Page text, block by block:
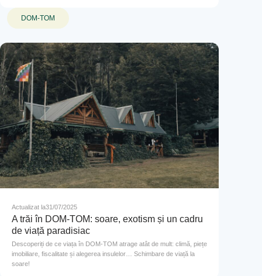
DOM-TOM
Actualizat la31/07/2025
A trăi în DOM-TOM: soare, exotism și un cadru
de viață paradisiac
Descoperiți de ce viața în DOM-TOM atrage atât de mult: climă, piețe
imobiliare, fiscalitate și alegerea insulelor… Schimbare de viață la
soare!